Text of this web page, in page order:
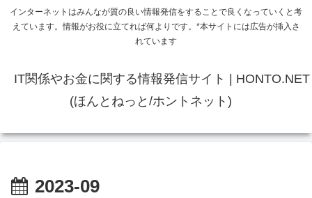
インターネットはみんなが質の良い情報発信をすることで良くなっていくと考
えています。情報がお役に立てれば何よりです。*本サイトには広告が挿入さ
れています
IT関係やお金に関する情報発信サイト | HONTO.NET
(ほんとねっと/ホントネット)
2023-09